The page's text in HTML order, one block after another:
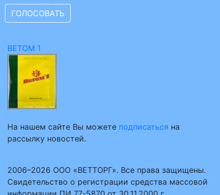
ВЕТОМ 1
На нашем сайте Вы можете подписаться на
рассылку новостей.
2006–2026 ООО «ВЕТТОРГ». Все права защищены.
Свидетельство о регистрации средства массовой